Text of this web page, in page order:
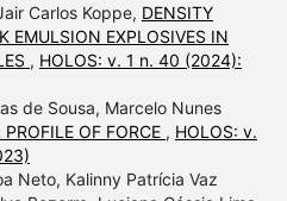
Carlos Koppe, DENSITY
EMULSION EXPLOSIVES IN
, HOLOS: v. 1 n. 40 (2024):
de Sousa, Marcelo Nunes
OF FORCE , HOLOS: v.
Neto, Kalinny Patrícia Vaz